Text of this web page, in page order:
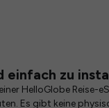
einfach zu
HelloGlobe Reise-
Es gibt keine